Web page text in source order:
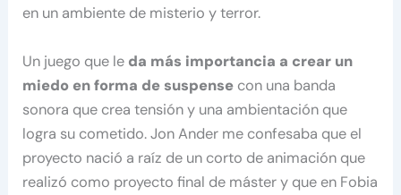
en un ambiente de misterio y terror.
Un juego que le da más importancia a crear un
miedo en forma de suspense con una banda
sonora que crea tensión y una ambientación que
logra su cometido. Jon Ander me confesaba que el
proyecto nació a raíz de un corto de animación que
realizó como proyecto final de máster y que en Fobia